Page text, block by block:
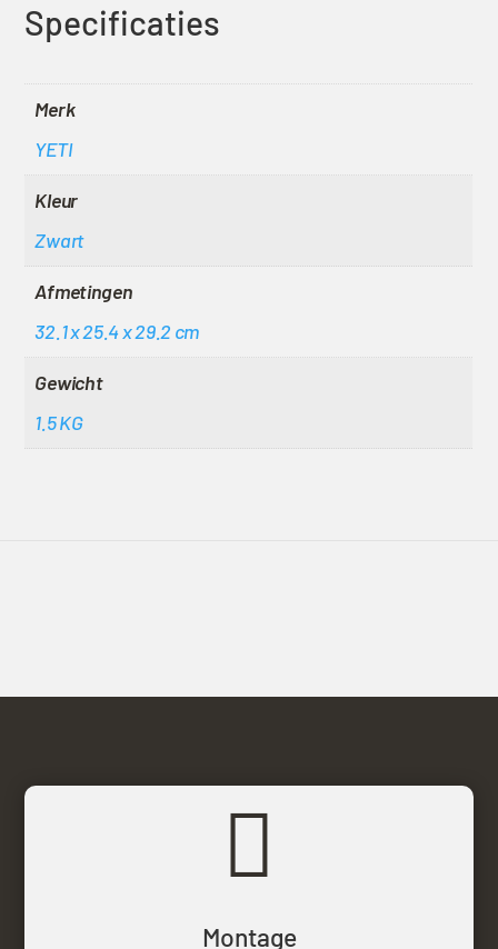
Specificaties
Merk
YETI
Kleur
Zwart
Afmetingen
32.1 x 25.4 x 29.2 cm
Gewicht
1.5 KG

Montage